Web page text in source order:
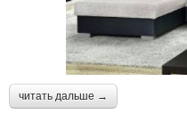
читать дальше →